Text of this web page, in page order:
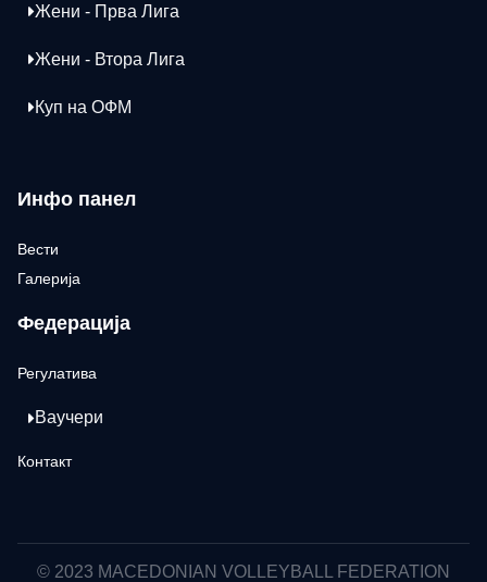
Жени - Прва Лига
Жени - Втора Лига
Куп на ОФМ
Инфо панел
Вести
Галерија
Федерација
Регулатива
Ваучери
Контакт
© 2023 MACEDONIAN VOLLEYBALL FEDERATION